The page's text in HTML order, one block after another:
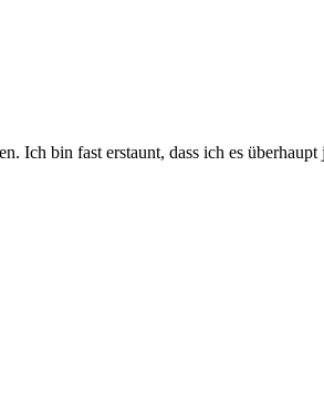
bin fast erstaunt, dass ich es überhaupt